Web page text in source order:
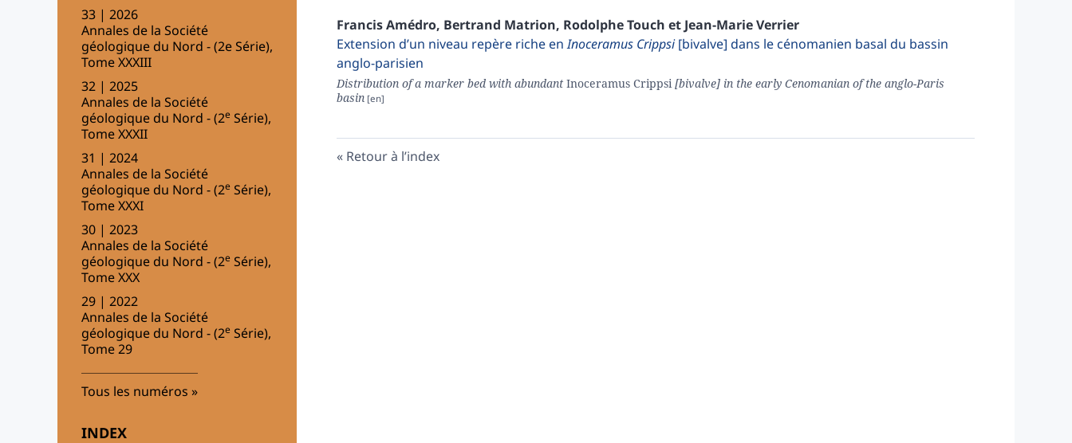
33 | 2026
Annales de la Société
géologique du Nord - (2e Série),
Tome XXXIII
32 | 2025
Annales de la Société
géologique du Nord - (2e Série),
Tome XXXII
31 | 2024
Annales de la Société
géologique du Nord - (2e Série),
Tome XXXI
30 | 2023
Annales de la Société
géologique du Nord - (2e Série),
Tome XXX
29 | 2022
Annales de la Société
géologique du Nord - (2e Série),
Tome 29
Tous les numéros
INDEX
FrancisAmédro, Bertrand Matrion, RodolpheTouch et Jean-MarieVerrier
Extension d’un niveau repère riche enInoceramus Crippsi[bivalve] dans le cénomanien basal du bassin
anglo-parisien
Distribution of a marker bed with abundant Inoceramus Crippsi[bivalve] in the early Cenomanian of the anglo-Paris
basin
Retour à l’index